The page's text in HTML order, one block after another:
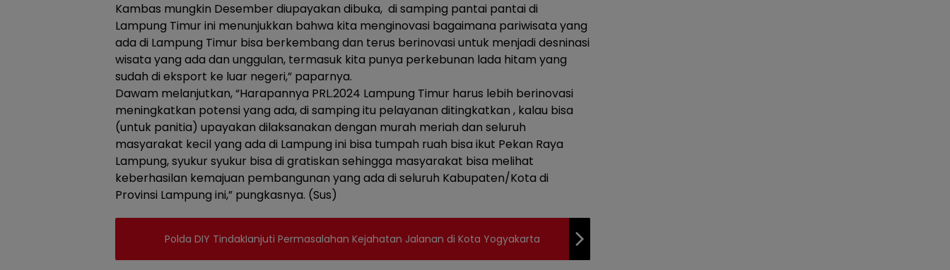
Kambas mungkin Desember diupayakan dibuka, di samping pantai pantai di
Lampung Timur ini menunjukkan bahwa kita menginovasi bagaimana pariwisata yang
ada di Lampung Timur bisa berkembang dan terus berinovasi untuk menjadi desninasi
wisata yang ada dan unggulan, termasuk kita punya perkebunan lada hitam yang
sudah di eksport ke luar negeri,” paparnya.
Dawam melanjutkan, “Harapannya PRL.2024 Lampung Timur harus lebih berinovasi
meningkatkan potensi yang ada, di samping itu pelayanan ditingkatkan , kalau bisa
(untuk panitia) upayakan dilaksanakan dengan murah meriah dan seluruh
masyarakat kecil yang ada di Lampung ini bisa tumpah ruah bisa ikut Pekan Raya
Lampung, syukur syukur bisa di gratiskan sehingga masyarakat bisa melihat
keberhasilan kemajuan pembangunan yang ada di seluruh Kabupaten/Kota di
Provinsi Lampung ini,” pungkasnya. (Sus)
Polda DIY TindakIanjuti Permasalahan Kejahatan Jalanan di Kota Yogyakarta